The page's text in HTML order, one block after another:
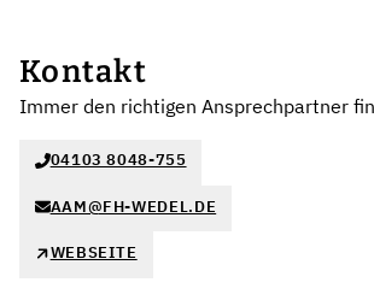
Kontakt
Immer den richtigen Ansprechpartner
04103 8048-755
AAM@FH-WEDEL.DE
WEBSEITE